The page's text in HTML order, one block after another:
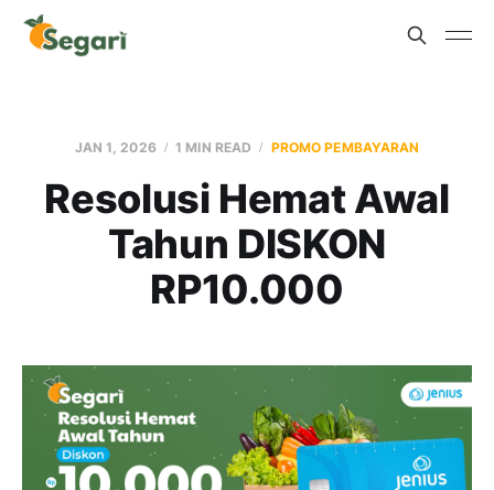
JAN 1, 2026 1 MIN READ PROMO PEMBAYARAN
Resolusi Hemat Awal
Tahun DISKON
RP10.000